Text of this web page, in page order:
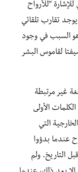
“للأرواح
يوجد تقارب تلقائي
هو السبب في وجود
لقاموس البشر
غير مرتبطة
الأولى
التي
عندما بدؤوا
التاريخ. ولم